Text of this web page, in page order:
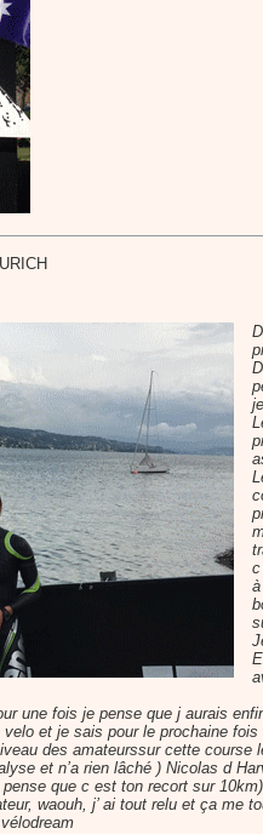
c
une fois je pense que j aurais
et je sais pour le prochaine
des amateurssur cette course
et n’a rien lâché ) Nicolas d
que c est ton recort sur
waouh, j’ ai tout relu et ça me